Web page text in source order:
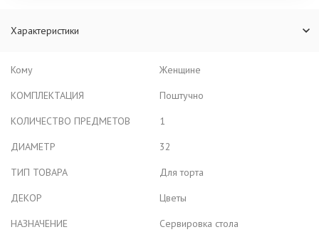
Характеристики
Кому
Женщине
КОМПЛЕКТАЦИЯ
Поштучно
КОЛИЧЕСТВО ПРЕДМЕТОВ
1
ДИАМЕТР
32
ТИП ТОВАРА
Для торта
ДЕКОР
Цветы
НАЗНАЧЕНИЕ
Сервировка стола